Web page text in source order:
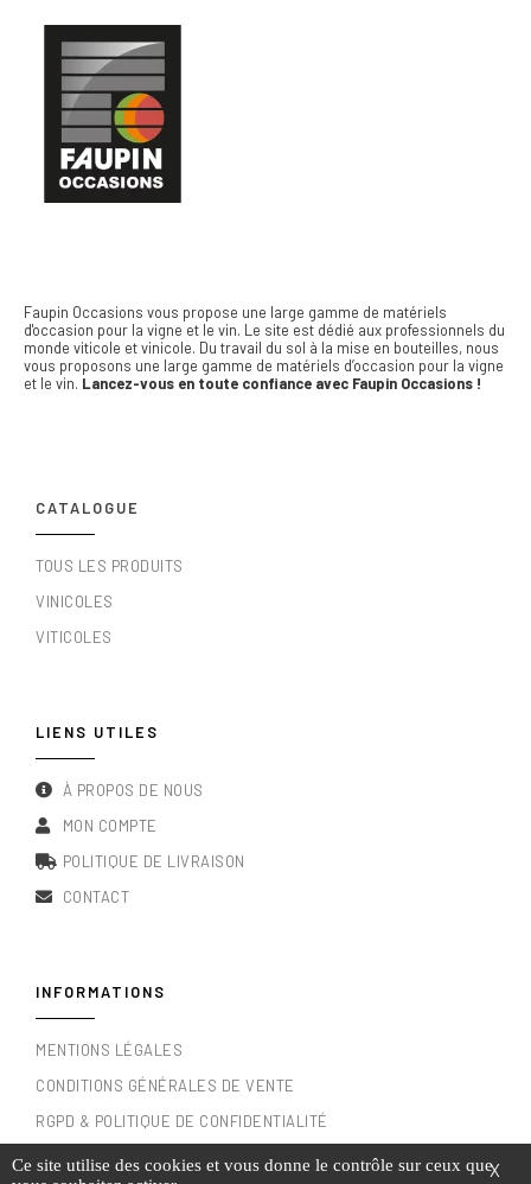
Faupin Occasions vous propose une large gamme de matériels
d'occasion pour la vigne et le vin. Le site est dédié aux professionnels du
monde viticole et vinicole. Du travail du sol à la mise en bouteilles, nous
vous proposons une large gamme de matériels d’occasion pour la vigne
et le vin. Lancez-vous en toute confiance avec Faupin Occasions !
CATALOGUE
TOUS LES PRODUITS
VINICOLES
VITICOLES
LIENS UTILES
À PROPOS DE NOUS
MON COMPTE
POLITIQUE DE LIVRAISON
CONTACT
INFORMATIONS
MENTIONS LÉGALES
CONDITIONS GÉNÉRALES DE VENTE
RGPD & POLITIQUE DE CONFIDENTIALITÉ
X
Ce site utilise des cookies et vous donne le contrôle sur ceux que